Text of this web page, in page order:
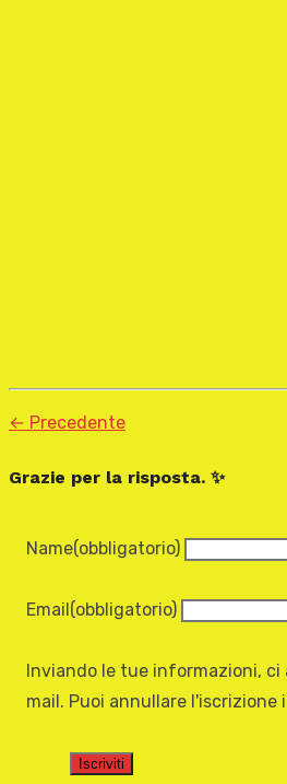
← Precedente
Grazie per la risposta. ✨
Name(obbligatorio)
Email(obbligatorio)
Inviando le tue informazioni,
mail. Puoi annullare l'iscrizione
Iscriviti